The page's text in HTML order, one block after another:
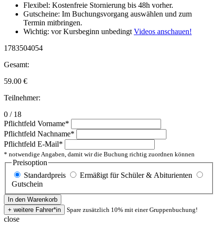
Flexibel: Kostenfreie Stornierung bis 48h vorher.
Gutscheine: Im Buchungsvorgang auswählen und zum
Termin mitbringen.
Wichtig: vor Kursbeginn unbedingt Videos anschauen!
1783504054
Gesamt:
59.00 €
Teilnehmer:
0 / 18
Pflichtfeld Vorname*
Pflichtfeld Nachname*
Pflichtfeld E-Mail*
* notwendige Angaben, damit wir die Buchung richtig zuordnen können
Preisoption
Standardpreis
Ermäßigt für Schüler & Abiturienten
Gutschein
Spare zusätzlich 10% mit einer Gruppenbuchung!
close